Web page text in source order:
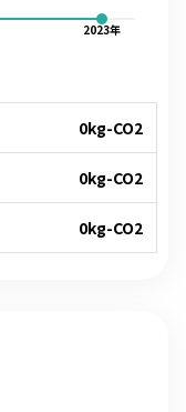
2023年
0kg-CO2
0kg-CO2
0kg-CO2